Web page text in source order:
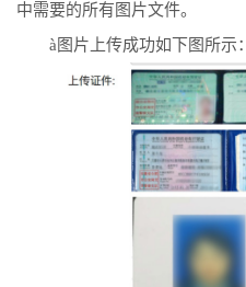
中需要的所有图片文件。
à图片上传成功如下图所示：